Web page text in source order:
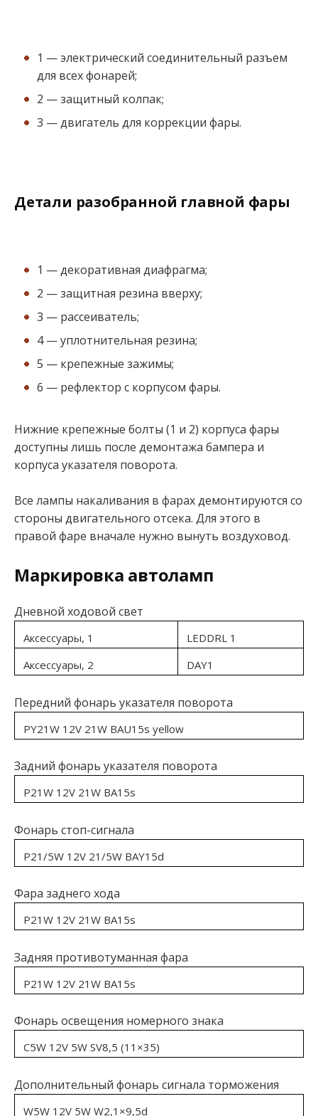
1 — электрический соединительный разъем
для всех фонарей;
2 — защитный колпак;
3 — двигатель для коррекции фары.
Детали разобранной главной фары
1 — декоративная диафрагма;
2 — защитная резина вверху;
3 — рассеиватель;
4 — уплотнительная резина;
5 — крепежные зажимы;
6 — рефлектор с корпусом фары.
Нижние крепежные болты (1 и 2) корпуса фары
доступны лишь после демонтажа бампера и
корпуса указателя поворота.
Все лампы накаливания в фарах демонтируются со
стороны двигательного отсека. Для этого в
правой фаре вначале нужно вынуть воздуховод.
Маркировка автоламп
Дневной ходовой свет
Аксессуары, 1
LEDDRL 1
Аксессуары, 2
DAY1
Передний фонарь указателя поворота
PY21W 12V 21W BAU15s yellow
Задний фонарь указателя поворота
P21W 12V 21W BA15s
Фонарь стоп-сигнала
P21/5W 12V 21/5W BAY15d
Фара заднего хода
P21W 12V 21W BA15s
Задняя противотуманная фара
P21W 12V 21W BA15s
Фонарь освещения номерного знака
C5W 12V 5W SV8,5 (11×35)
Дополнительный фонарь сигнала торможения
W5W 12V 5W W2,1×9,5d